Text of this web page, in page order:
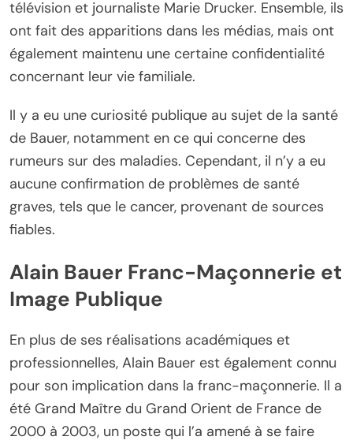
télévision et journaliste Marie Drucker. Ensemble, ils
ont fait des apparitions dans les médias, mais ont
également maintenu une certaine confidentialité
concernant leur vie familiale.
Il y a eu une curiosité publique au sujet de la santé
de Bauer, notamment en ce qui concerne des
rumeurs sur des maladies. Cependant, il n’y a eu
aucune confirmation de problèmes de santé
graves, tels que le cancer, provenant de sources
fiables.
Alain Bauer Franc-Maçonnerie et
Image Publique
En plus de ses réalisations académiques et
professionnelles, Alain Bauer est également connu
pour son implication dans la franc-maçonnerie. Il a
été Grand Maître du Grand Orient de France de
2000 à 2003, un poste qui l’a amené à se faire